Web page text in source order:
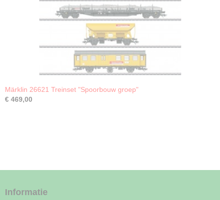
Märklin 26621 Treinset "Spoorbouw groep"
€ 469,00
Informatie